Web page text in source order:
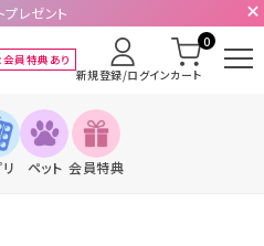
レゼント
会員特典あり
新規登録/ログインカート
0
ペット 会員特典